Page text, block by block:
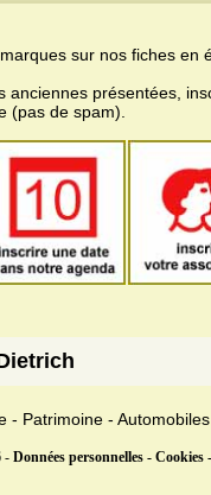
sur nos fiches en
anciennes présentées,
(pas de spam).
- Patrimoine - Automobiles
- Données personnelles - Cookies